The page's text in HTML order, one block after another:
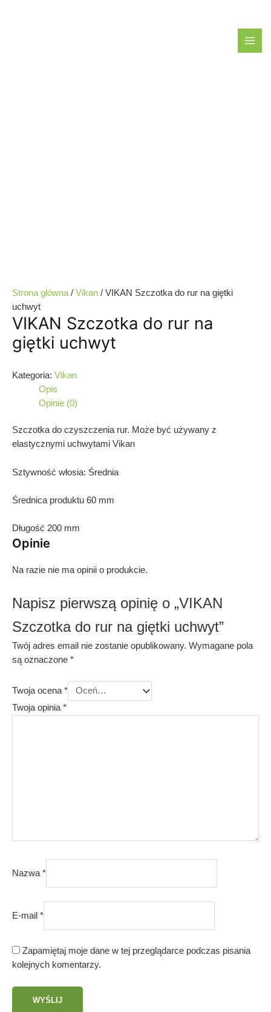
Strona główna / Vikan / VIKAN Szczotka do rur na giętki
uchwyt
VIKAN Szczotka do rur na
giętki uchwyt
Kategoria: Vikan
Opis
Opinie (0)
Szczotka do czyszczenia rur. Może być używany z
elastycznymi uchwytami Vikan
Sztywność włosia: Średnia
Średnica produktu 60 mm
Długość 200 mm
Opinie
Na razie nie ma opinii o produkcie.
Napisz pierwszą opinię o „VIKAN
Szczotka do rur na giętki uchwyt”
Twój adres email nie zostanie opublikowany. Wymagane pola
są oznaczone *
Twoja ocena*
Twoja opinia *
Nazwa *
E-mail *
Zapamiętaj moje dane w tej przeglądarce podczas pisania
kolejnych komentarzy.